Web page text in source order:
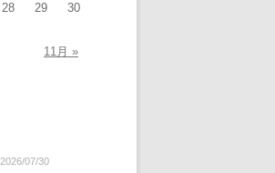
28 29
30
11月 »
2026/07/30